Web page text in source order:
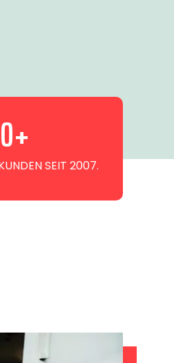
SEIT 2007.
0+